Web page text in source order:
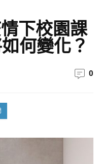
下校園課
何變化？
0